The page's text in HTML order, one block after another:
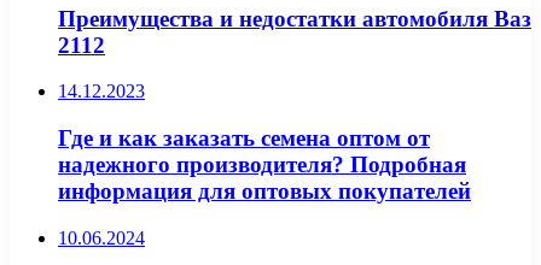
Преимущества и недостатки автомобиля Ваз
2112
14.12.2023
Где и как заказать семена оптом от
надежного производителя? Подробная
информация для оптовых покупателей
10.06.2024